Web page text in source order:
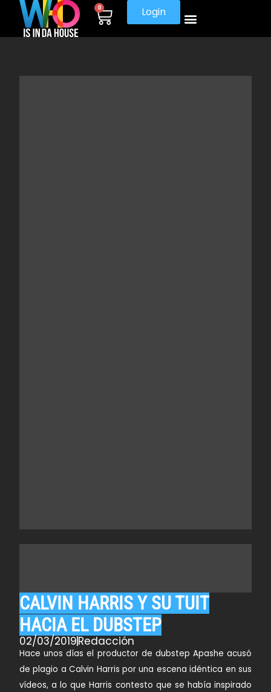
0 Login
CALVIN HARRIS Y SU TUIT
HACIA EL DUBSTEP
02/03/2019Redacción
Hace unos días el productor de dubstep Apashe acusó
de plagio a Calvin Harris por una escena idéntica en sus
vídeos, a lo que Harris contesto que se había inspirado